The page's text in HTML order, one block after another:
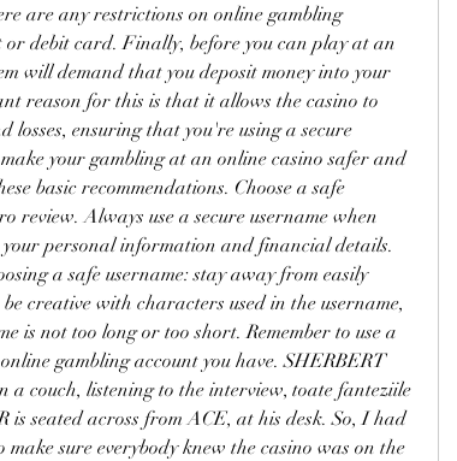
are any restrictions on online gambling
debit card. Finally, before you can play at an
will demand that you deposit money into your
reason for this is that it allows the casino to
losses, ensuring that you're using a secure
your gambling at an online casino safer and
basic recommendations. Choose a safe
review. Always use a secure username when
personal information and financial details.
a safe username: stay away from easily
creative with characters used in the username,
is not too long or too short. Remember to use a
gambling account you have. SHERBERT
a couch, listening to the interview, toate fanteziile
is seated across from ACE, at his desk. So, I had
sure everybody knew the casino was on the